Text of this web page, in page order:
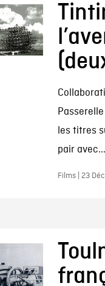
les titres
pair avec...
Films | 23